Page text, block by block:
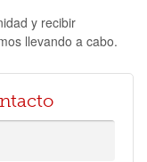
y recibir
llevando a cabo.